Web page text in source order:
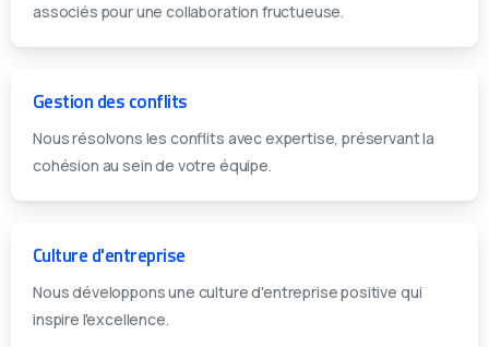
associés pour une collaboration fructueuse.
Gestion des conflits
Nous résolvons les conflits avec expertise, préservant la
cohésion au sein de votre équipe.
Culture d'entreprise
Nous développons une culture d'entreprise positive qui
inspire l'excellence.